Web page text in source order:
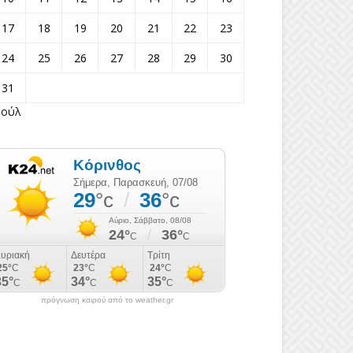
17
18 19 20 21 22
23
24
25 26 27 28 29
30
31
πρόγνωση καιρού από το weather.gr